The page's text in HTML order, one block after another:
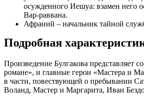
осужденного Иешуа: взамен него
Вар-раввана.
Афраний – начальник тайной
Подробная
Произведение Булгакова представляет
романе», и главные герои «Мастера и
в части, повествующей о пребывании
Воланд, Мастер и Маргарита, Иван